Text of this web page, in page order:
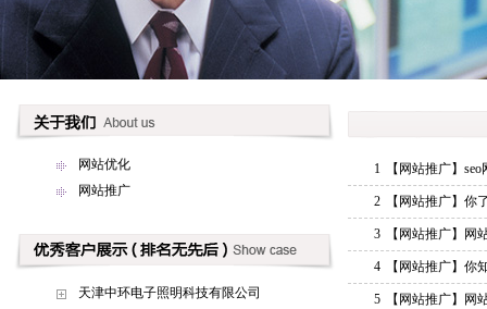
网站优化
网站推广
天津中环电子照明科技有限公司
【网站推广】
1
【网站推广】 你
2
【网站推广】 网
3
【网站推广】 你
4
【网站推广】 网
5